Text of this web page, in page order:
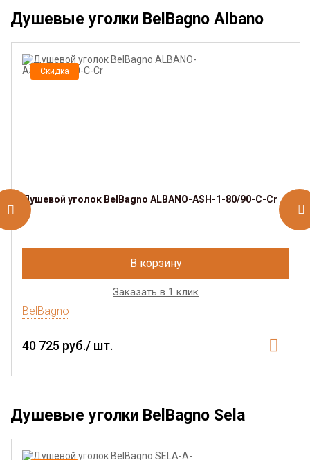
Душевые уголки BelBagno Albano
Скидка
Душевой уголок BelBagno ALBANO-ASH-1-80/90-C-Cr
В корзину
Заказать в 1 клик
BelBagno
40 725 руб./ шт.
Душевые уголки BelBagno Sela